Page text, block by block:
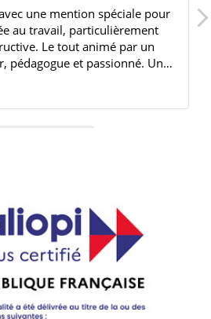
une mention spéciale pour
au travail, particulièrement
Le tout animé par un
pédagogue et passionné. Une
!